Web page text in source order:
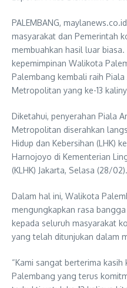
PALEMBANG,
masyarakat dan Pemerintah
membuahkan hasil luar
kepemimpinan Walikota
Palembang kembali raih
Metropolitan yang ke-13
Diketahui, penyerahan Piala
Metropolitan diserahkan
Hidup dan Kebersihan (LHK)
Harnojoyo di Kementerian
(KLHK) Jakarta, Selasa (28/02).
Dalam hal ini, Walikota
mengungkapkan rasa
kepada seluruh masyarakat
yang telah ditunjukan dalam
“Kami sangat berterima
Palembang yang terus